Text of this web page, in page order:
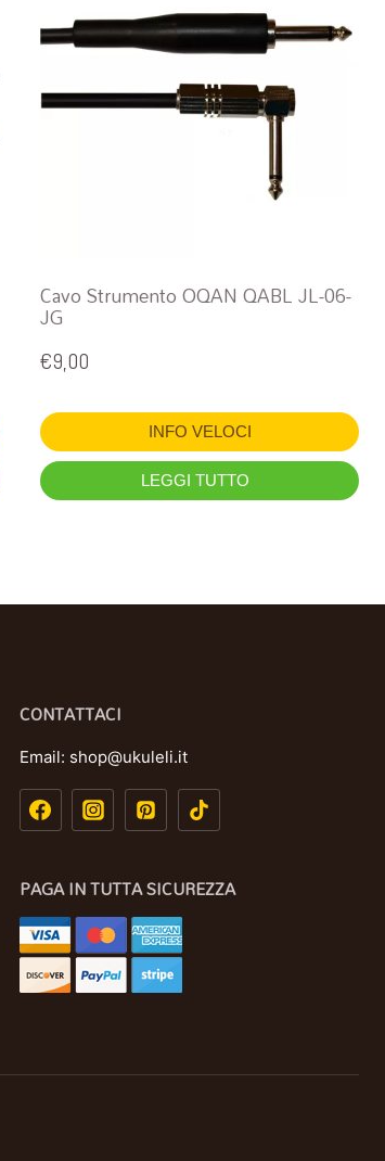
Cavo Strumento OQAN QABL JL-06-
JG
€9,00
INFO VELOCI
LEGGI TUTTO
CONTATTACI
Email: shop@ukuleli.it
PAGA IN TUTTA SICUREZZA